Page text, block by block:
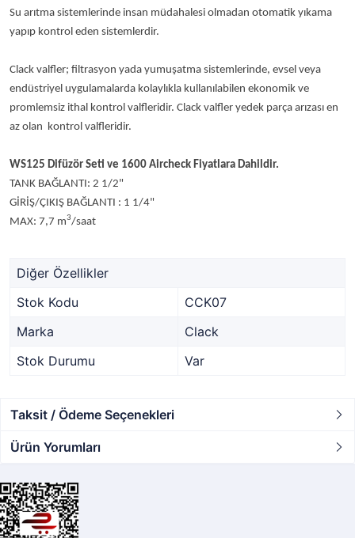
Su arıtma sistemlerinde insan müdahalesi olmadan otomatik yıkama
yapıp kontrol eden sistemlerdir.
Clack valfler; filtrasyon yada yumuşatma sistemlerinde, evsel veya
endüstriyel uygulamalarda kolaylıkla kullanılabilen ekonomik ve
promlemsiz ithal kontrol valfleridir. Clack valfler yedek parça arızası en
az olan kontrol valfleridir.
WS125 Difüzör Seti ve 1600 Aircheck Fiyatlara Dahildir.
TANK BAĞLANTI: 2 1/2"
GİRİŞ/ÇIKIŞ BAĞLANTI : 1 1/4"
MAX: 7,7 m3/saat
Diğer Özellikler
Stok Kodu
CCK07
Marka
Clack
Stok Durumu
Var
Taksit / Ödeme Seçenekleri
Ürün Yorumları